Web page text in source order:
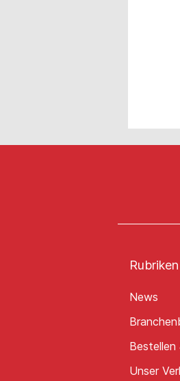
Rubriken
News
Bestellen
Unser